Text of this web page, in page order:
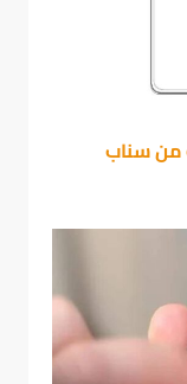
من سناب